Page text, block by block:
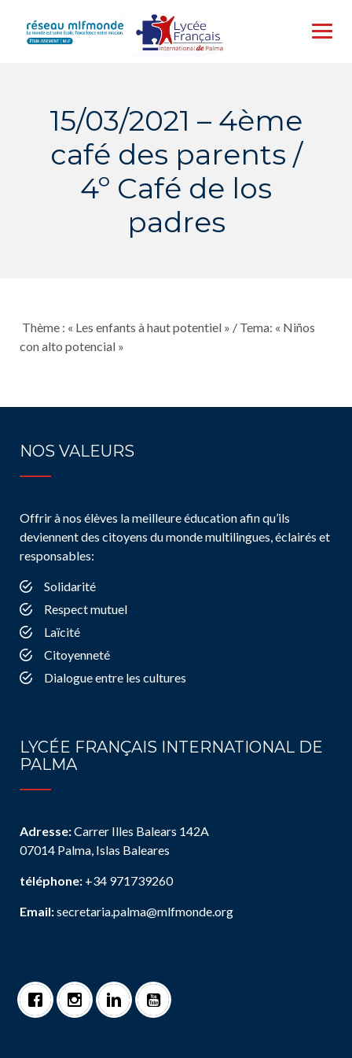
content
15/03/2021 – 4ème
café des parents /
4º Café de los
padres
Thème : « Les enfants à haut potentiel » / Tema: « Niños
con alto potencial »
NOS VALEURS
Offrir à nos élèves la meilleure éducation afin qu’ils
deviennent des citoyens du monde multilingues, éclairés et
responsables:
Solidarité
Respect mutuel
Laïcité
Citoyenneté
Dialogue entre les cultures
LYCÉE FRANÇAIS INTERNATIONAL DE
PALMA
Adresse:Carrer Illes Balears 142A
07014 Palma, Islas Baleares
téléphone: +34 971739260
Email:secretaria.palma@mlfmonde.org